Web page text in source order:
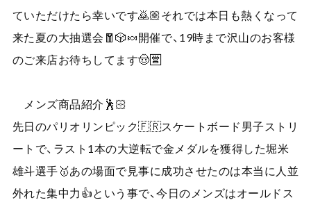
ていただけたら幸いです🙇🏼それでは本日も熱くなって
来た夏の大抽選会🧧🎲🍬開催で、19時まで沢山のお客様
のご来店お待ちしてます🤠🈺
メンズ商品紹介🕺🏻
先日のパリオリンピック🇫🇷スケートボード男子ストリ
ートで、ラスト1本の大逆転で金メダルを獲得した堀米
雄斗選手🥇あの場面で見事に成功させたのは本当に人並
外れた集中力👍という事で、今日のメンズはオールドス